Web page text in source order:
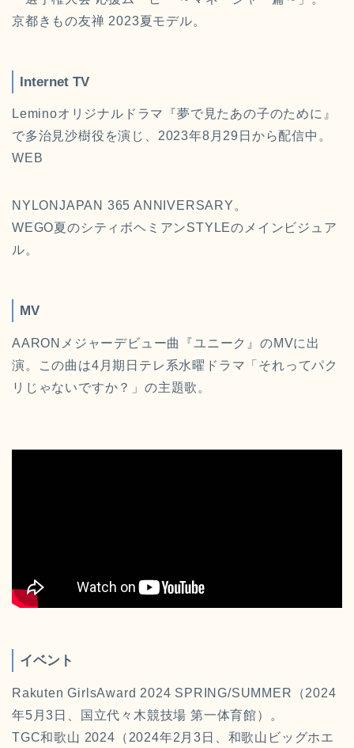
京都きもの友禅 2023夏モデル。
Internet TV
Leminoオリジナルドラマ『夢で見たあの子のために』
で多治見沙樹役を演じ、2023年8月29日から配信中。
WEB
NYLONJAPAN 365 ANNIVERSARY。
WEGO夏のシティボヘミアンSTYLEのメインビジュア
ル。
MV
AARONメジャーデビュー曲『ユニーク』のMVに出
演。この曲は4月期日テレ系水曜ドラマ「それってパク
リじゃないですか？」の主題歌。
イベント
Rakuten GirlsAward 2024 SPRING/SUMMER（2024
年5月3日、国立代々木競技場 第一体育館）。
TGC和歌山 2024（2024年2月3日、和歌山ビッグホエ